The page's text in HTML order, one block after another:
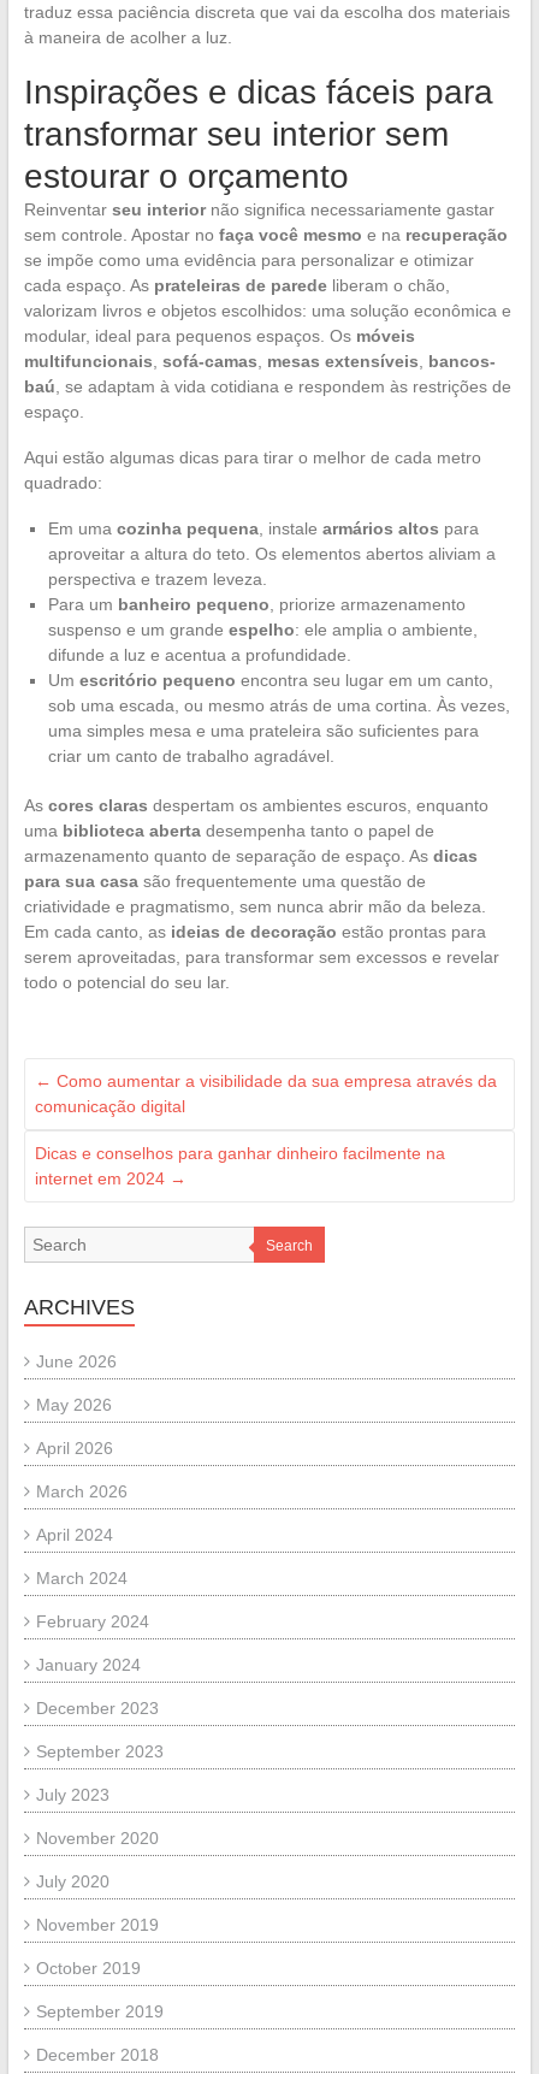
traduz essa paciência discreta que vai da escolha dos materiais
à maneira de acolher a luz.
Inspirações e dicas fáceis para
transformar seu interior sem
estourar o orçamento
Reinventar seu interiornão significa necessariamente gastar
sem controle. Apostar no faça você mesmo e na recuperação
se impõe como uma evidência para personalizar e otimizar
cada espaço. As prateleiras de paredeliberam o chão,
valorizam livros e objetos escolhidos: uma solução econômica e
modular, ideal para pequenos espaços. Os móveis
multifuncionais sofá-camas mesas extensíveis
bancos-
baú , se adaptam à vida cotidiana e respondem às restrições de
espaço.
Aqui estão algumas dicas para tirar o melhor de cada metro
quadrado:
Em uma cozinha pequena, instale armários altos para
aproveitar a altura do teto. Os elementos abertos aliviam a
perspectiva e trazem leveza.
Para um banheiro pequeno , priorize armazenamento
suspenso e um grande espelho: ele amplia o ambiente,
difunde a luz e acentua a profundidade.
Um escritório pequeno encontra seu lugar em um canto,
sob uma escada, ou mesmo atrás de uma cortina. Às vezes,
uma simples mesa e uma prateleira são suficientes para
criar um canto de trabalho agradável.
As cores claras despertam os ambientes escuros, enquanto
uma biblioteca abertadesempenha tanto o papel de
armazenamento quanto de separação de espaço. As dicas
para sua casasão frequentemente uma questão de
criatividade e pragmatismo, sem nunca abrir mão da beleza.
Em cada canto, as ideias de decoração estão prontas para
serem aproveitadas, para transformar sem excessos e revelar
todo o potencial do seu lar.
← Como aumentar a visibilidade da sua empresa através da
comunicação digital
Dicas e conselhos para ganhar dinheiro facilmente na
internet em 2024 →
Search
ARCHIVES
June 2026
May 2026
April 2026
March 2026
April 2024
March 2024
February 2024
January 2024
December 2023
September 2023
July 2023
November 2020
July 2020
November 2019
October 2019
September 2019
December 2018